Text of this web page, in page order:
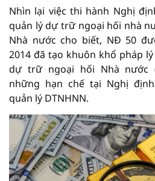
Nhìn lại việc thi hành Nghị
quản lý dự trữ ngoại hối nhà
Nhà nước cho biết, NĐ 50
2014 đã tạo khuôn khổ pháp
dự trữ ngoại hối Nhà nước
những hạn chế tại Nghị định
quản lý DTNHNN.